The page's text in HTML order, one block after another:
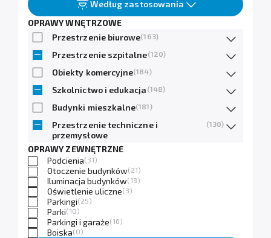
Według zastosowania
OPRAWY WNĘTRZOWE
Przestrzenie biurowe(163)
Przestrzenie szpitalne(120)
Obiekty komercyjne(184)
Szkolnictwo i edukacja (148)
Budynki mieszkalne(181)
Przestrzenie techniczne i
przemysłowe
(130)
OPRAWY ZEWNĘTRZNE
Podcienia(31)
Otoczenie budynków(21)
Iluminacja budynków(13)
Oświetlenie uliczne(3)
Parkingi(25)
Parki(10)
Parkingi i garaże(16)
Boiska(0)